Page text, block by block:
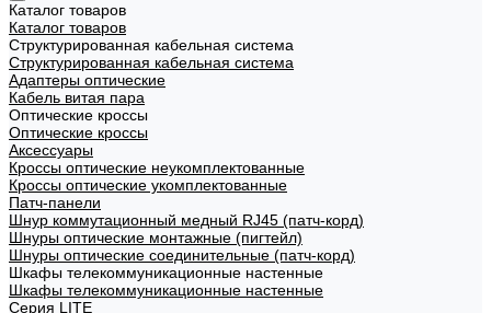
Каталог товаров
Каталог товаров
Структурированная кабельная система
Структурированная кабельная система
Адаптеры оптические
Кабель витая пара
Оптические кроссы
Оптические кроссы
Аксессуары
Кроссы оптические неукомплектованные
Кроссы оптические укомплектованные
Патч-панели
Шнур коммутационный медный RJ45 (патч-корд)
Шнуры оптические монтажные (пигтейл)
Шнуры оптические соединительные (патч-корд)
Шкафы телекоммуникационные настенные
Шкафы телекоммуникационные настенные
Cерия LITE